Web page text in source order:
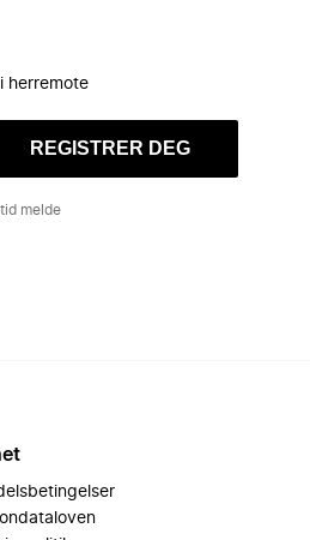
herremote
REGISTRER DEG
melde